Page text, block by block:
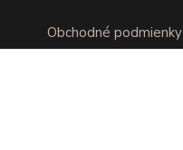
Obchodné podmienky